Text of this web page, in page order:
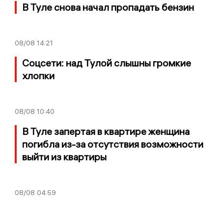
В Туле снова начал пропадать бензин
08/08 14:21
Соцсети: над Тулой слышны громкие
хлопки
08/08 10:40
В Туле запертая в квартире женщина
погибла из-за отсутствия возможности
выйти из квартиры
08/08 04:59